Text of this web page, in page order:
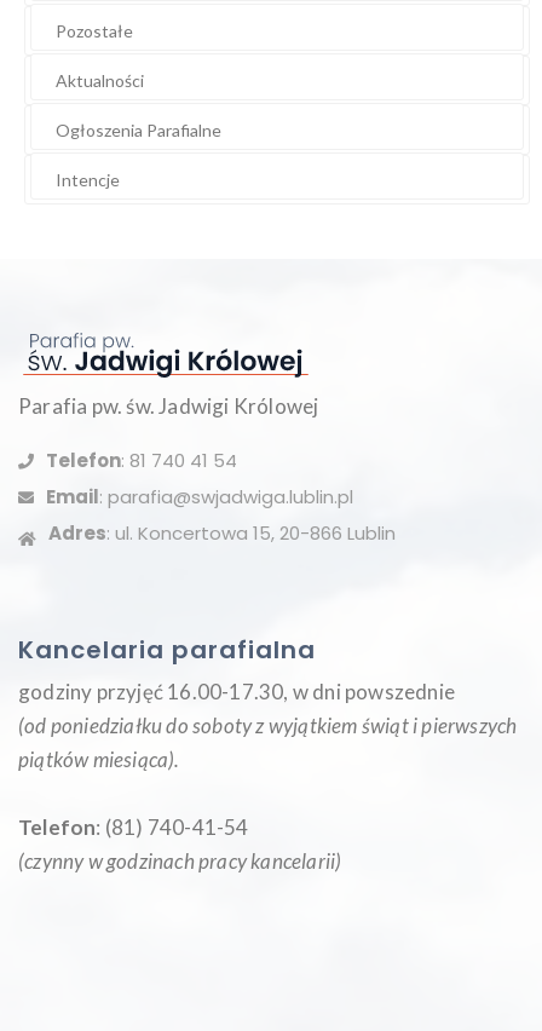
Pozostałe
Aktualności
Ogłoszenia Parafialne
Intencje
Parafia pw. św. Jadwigi Królowej
Telefon: 81 740 41 54
Email: parafia@swjadwiga.lublin.pl
Adres: ul. Koncertowa 15, 20-866 Lublin
Kancelaria parafialna
godziny przyjęć 16.00-17.30, w dni powszednie
(od poniedziałku do soboty z wyjątkiem świąt i pierwszych
piątków miesiąca).
Telefon: (81) 740-41-54
(czynny w godzinach pracy kancelarii)